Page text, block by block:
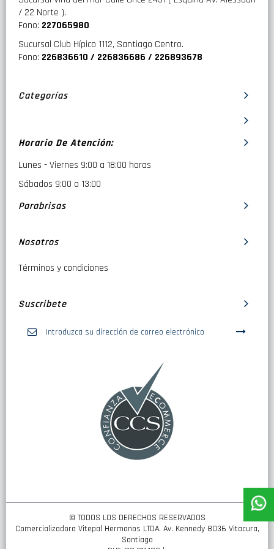
Los altavoces de la Serie S
configuraciones coaxiales y de componentes y vienen en una
variedad de tamaños diferentes, como 20 cm, 16,5 cm, 13 cm,
10 cm, 6 x 9 pulgadas y 6 x 8 pulgadas.
/ 22 Norte ).
Fono: 227065980
Sucursal Club Hípico 1112, Santiago Centro.
Fono: 226836610 / 226836686 / 226893678
Categorías
Horario De Atención:
Lunes - Viernes 9:00 a 18:00 horas
Sábados 9:00 a 13:00
Parabrisas
Nosotros
Términos y condiciones
Suscribete
© TODOS LOS DERECHOS RESERVADOS
Comercializadora Vitepal Hermanos LTDA. Av. Kennedy 8036 Vitacura,
Santiago